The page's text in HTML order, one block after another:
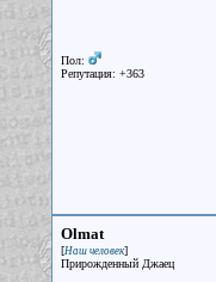
Пол:
Репутация: +363
Olmat
[Наш человек]
Прирожденный Джаец